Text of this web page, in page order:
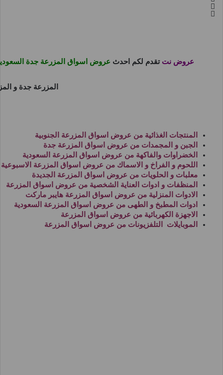
عروض نت تقدم لكم احدث عروض اسواق المزرعة جدة
المزرعة جدة و
المنتجات الغذائية من عروض اسواق المزرعة الجنوبية
الجبن و المجمدات من عروض اسواق المزرعة جدة
الخضراوات والفاكهة من عروض اسواق المزرعة السعودية
اللحوم و الفراخ و الاسماك من عروض اسواق المزرعة الاسبوعية
معلبات و الحلويات من عروض اسواق المزرعة الجديدة
المنظفات و ادوات العناية الشخصية من عروض اسواق المزرعة
الادوات المنزلية من عروض اسواق المزرعة هايبر ماركت
ادوات المطبخ و الطهى من عروض اسواق المزرعة السعودية
الاجهزة الكهربائية من عروض اسواق المزرعة
الموبايلات التلفزيونات من عروض اسواق المزرعة